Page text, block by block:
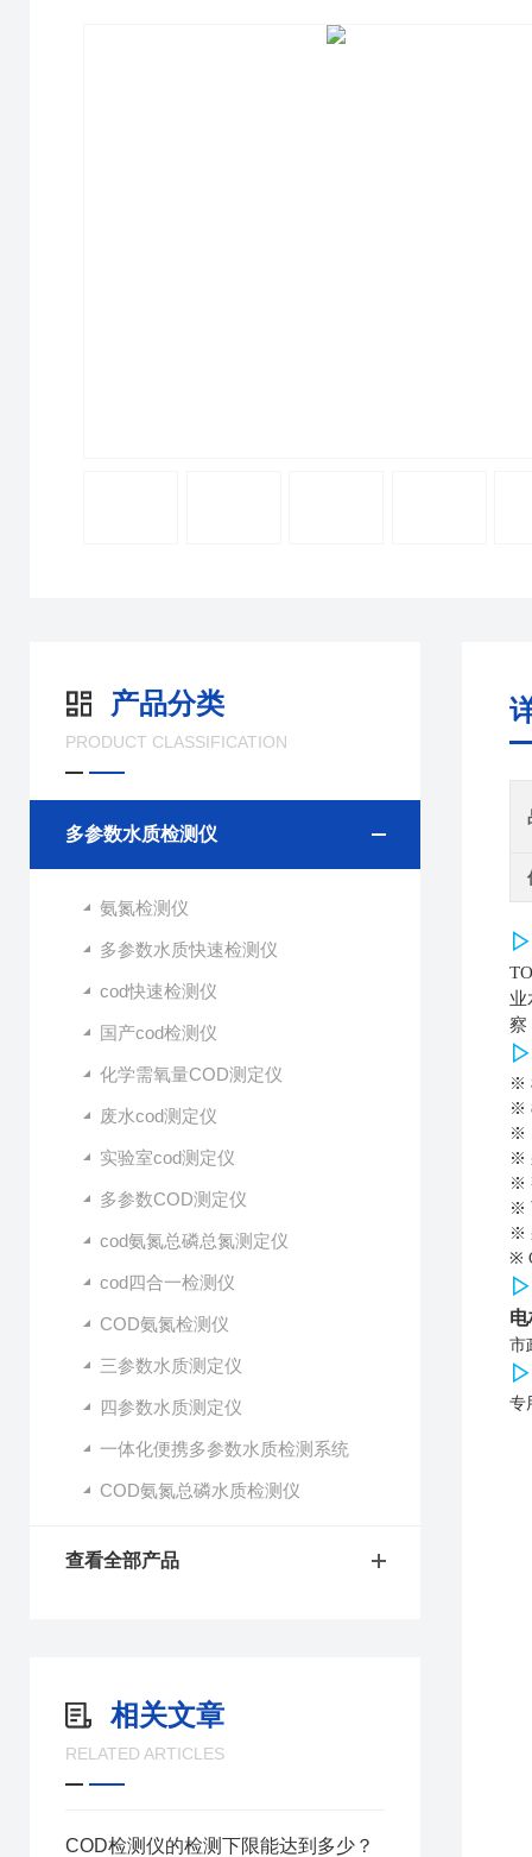
产品分类
PRODUCT CLASSIFICATION
多参数水质检测仪
氨氮检测仪
多参数水质快速检测仪
cod快速检测仪
国产cod检测仪
化学需氧量COD测定仪
废水cod测定仪
实验室cod测定仪
多参数COD测定仪
cod氨氮总磷总氮测定仪
cod四合一检测仪
COD氨氮检测仪
三参数水质测定仪
四参数水质测定仪
一体化便携多参数水质检测系统
COD氨氮总磷水质检测仪
查看全部产品
相关文章
RELATED ARTICLES
COD检测仪的检测下限能达到多少？
▷
业
察
▷
※
※
※
※
※
※
※
※
▷
市
▷
专